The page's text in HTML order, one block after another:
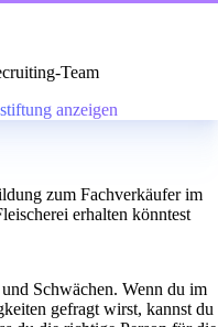
Team
anzeigen
zum Fachverkäufer im
erhalten könntest
Schwächen. Wenn du im
gefragt wirst, kannst du